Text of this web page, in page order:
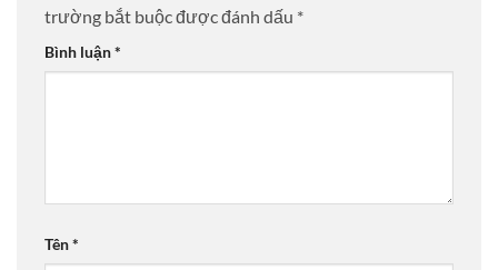
trường bắt buộc được đánh dấu *
Bình luận*
Tên*